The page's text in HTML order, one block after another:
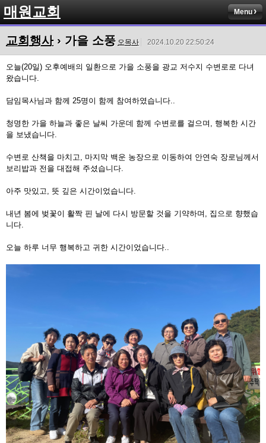
매원교회 Menu
교회행사› 가을 소풍 오목사 2024.10.20 22:50:24
오늘(20일) 오후예배의 일환으로 가을 소풍을 광교 저수지 수변로로 다녀
왔습니다.
담임목사님과 함께 25명이 함께 참여하였습니다..
청명한 가을 하늘과 좋은 날씨 가운데 함께 수변로를 걸으며, 행복한 시간
을 보냈습니다.
수변로 산책을 마치고, 마지막 백운 농장으로 이동하여 안연숙 장로님께서
보리밥과 전을 대접해 주셨습니다.
아주 맛있고, 뜻 깊은 시간이었습니다.
내년 봄에 벚꽃이 활짝 핀 날에 다시 방문할 것을 기약하며, 집으로 향했습
니다.
오늘 하루 너무 행복하고 귀한 시간이었습니다..